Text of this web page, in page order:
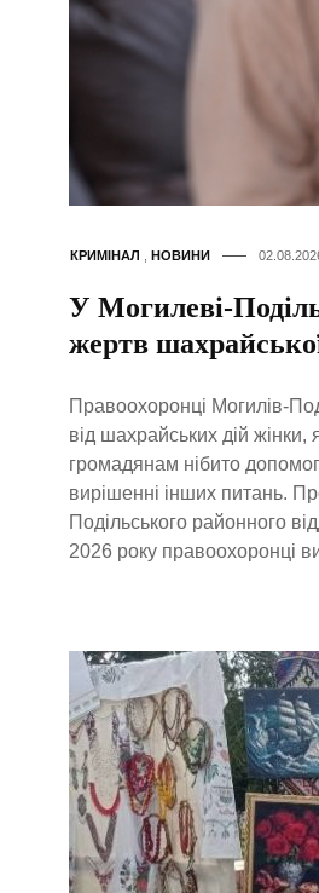
КРИМІНАЛ НОВИНИ
У Могилеві-
жертв
Правоохоронці Могилів-
від шахрайських дій
громадянам нібито
вирішенні інших питань.
Подільського районного
2026 року правоохоронці